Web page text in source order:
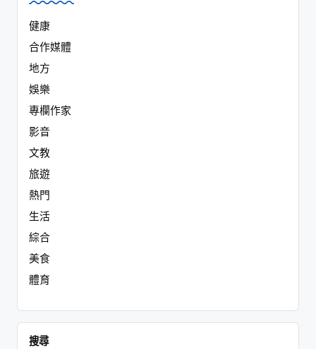
健康
合作媒體
地方
娛樂
專欄作家
影音
文教
旅遊
熱門
生活
綜合
美食
體育
搜尋